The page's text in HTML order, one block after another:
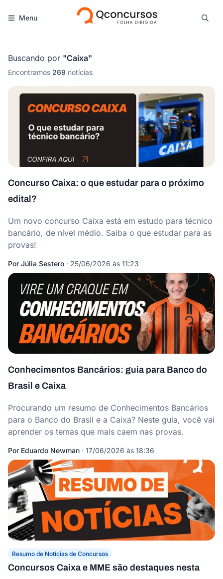
Menu
Buscando por "Caixa"
Encontramos 269 notícias
Concurso Caixa: o que estudar para o próximo
edital?
Um novo concurso Caixa está em estudo para técnico
bancário, de nível médio. Saiba o que estudar para as
provas!
Por Júlia Sestero · 25/06/2026 às 11:23
Conhecimentos Bancários: guia para Banco do
Brasil e Caixa
Procurando um resumo de Conhecimentos Bancários
para o Banco do Brasil e a Caixa? Neste guia, você vai
aprender os temas que mais caem nas provas.
Por Eduardo Newman · 17/06/2026 às 18:36
Resumo de Notícias de Concursos
Concursos Caixa e MME são destaques nesta